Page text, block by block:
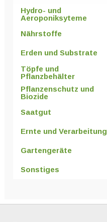
Hydro- und
Aeroponiksyteme
Nährstoffe
Erden und Substrate
Töpfe und
Pflanzbehälter
Pflanzenschutz und
Biozide
Saatgut
Ernte und Verarbeitung
Gartengeräte
Sonstiges